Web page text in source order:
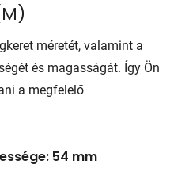
M)
méretét, valamint a
és magasságát. Így Ön
a megfelelő
54 mm